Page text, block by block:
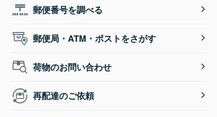
郵便番号を調べる
郵便局・ATM・ポストをさがす
荷物のお問い合わせ
再配達のご依頼